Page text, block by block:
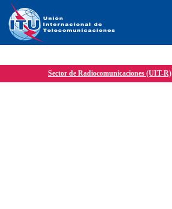
Sector de Radiocomunicaciones (UIT-R)